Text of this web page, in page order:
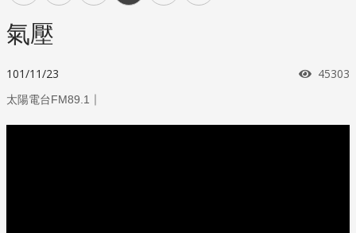
氣壓
101/11/23 瀏覽次
45303
太陽電台FM89.1 ｜